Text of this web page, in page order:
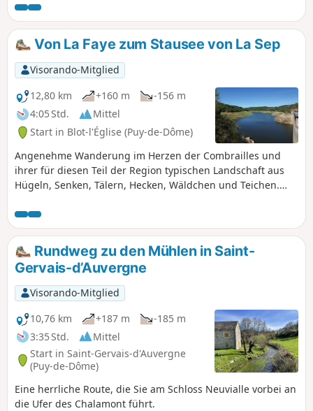
und Patous in einem eingezäunten Gehege. Halten Sie Ihre
Tiere gut an der Leine und vermeiden Sie jede plötzliche
Bewegung.
Von La Faye zum Stausee von La Sep
Visorando-Mitglied
12,80 km
+160 m
-156 m
4:05 Std.
Mittel
Start in Blot-l'Église (Puy-de-Dôme)
Angenehme Wanderung im Herzen der Combrailles und
ihrer für diesen Teil der Region typischen Landschaft aus
Hügeln, Senken, Tälern, Hecken, Wäldchen und Teichen.
und die Bois-Noirs. Die Route führt in einem großen Bogen
um den Stausee von La Sep herum.
Rundweg zu den Mühlen in Saint-
Gervais-d’Auvergne
Visorando-Mitglied
10,76 km
+187 m
-185 m
3:35 Std.
Mittel
Start in Saint-Gervais-d'Auvergne
(Puy-de-Dôme)
Eine herrliche Route, die Sie am Schloss Neuvialle vorbei an
die Ufer des Chalamont führt.